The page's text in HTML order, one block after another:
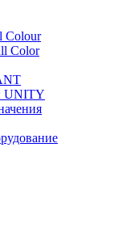
Colour
Color
UNITY